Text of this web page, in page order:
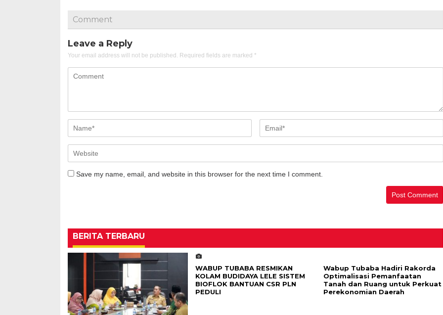
Comment
Leave a Reply
Your email address will not be published. Required fields are marked *
Save my name, email, and website in this browser for the next time I comment.
BERITA TERBARU
WABUP TUBABA RESMIKAN
KOLAM BUDIDAYA LELE SISTEM
BIOFLOK BANTUAN CSR PLN
PEDULI
Wabup Tubaba Hadiri Rakorda
Optimalisasi Pemanfaatan
Tanah dan Ruang untuk Perkuat
Perekonomian Daerah